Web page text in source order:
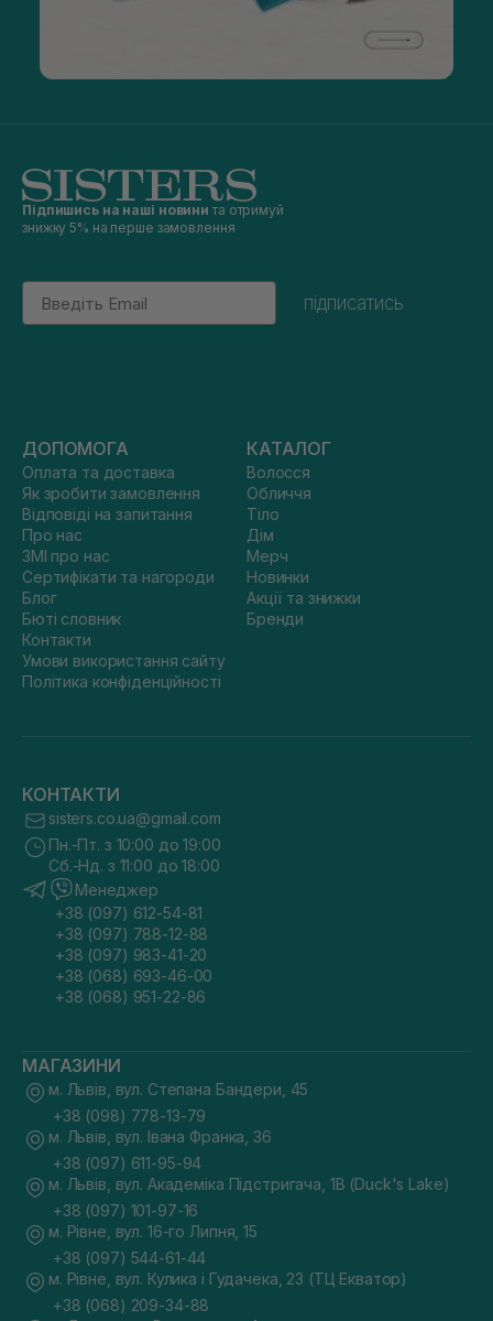
Підпишись на наші новини та отримуй
знижку 5% на перше замовлення
Email
підписатись
ДОПОМОГА
Оплата та доставка
Як зробити замовлення
Відповіді на запитання
Про нас
ЗМІ про нас
Сертифікати та нагороди
Блог
Бюті словник
Контакти
Умови використання сайту
Політика конфіденційності
КАТАЛОГ
Волосся
Обличчя
Тіло
Дім
Мерч
Новинки
Акції та знижки
Бренди
КОНТАКТИ
sisters.co.ua@gmail.com
Пн.-Пт. з 10:00 до 19:00
Сб.-Нд. з 11:00 до 18:00
Менеджер
+38 (097) 612-54-81
+38 (097) 788-12-88
+38 (097) 983-41-20
+38 (068) 693-46-00
+38 (068) 951-22-86
МАГАЗИНИ
м. Львів, вул. Степана Бандери, 45
+38 (098) 778-13-79
м. Львів, вул. Івана Франка, 36
+38 (097) 611-95-94
м. Львів, вул. Академіка Підстригача, 1В (Duck's Lake)
+38 (097) 101-97-16
м. Рівне, вул. 16-го Липня, 15
+38 (097) 544-61-44
м. Рівне, вул. Кулика і Гудачека, 23 (ТЦ Екватор)
+38 (068) 209-34-88